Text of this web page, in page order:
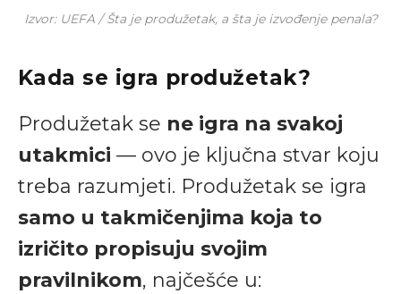
Izvor: UEFA / Šta je produžetak, a šta je izvođenje penala?
Kada se igra produžetak?
Produžetak se ne igra na svakoj
utakmici — ovo je ključna stvar koju
treba razumjeti. Produžetak se igra
samo u takmičenjima koja to
izričito propisuju svojim
pravilnikom, najčešće u: